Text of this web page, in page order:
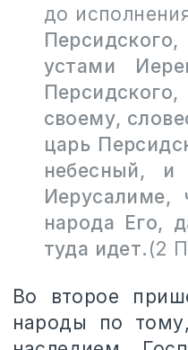
до
устами
своему,
царь
небесный,
народа Его,
туда идет. (2
Во второе
народы по